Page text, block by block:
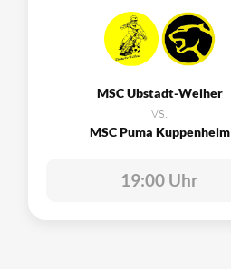
MSC Ubstadt-Weiher
vs.
MSC Puma Kuppenheim
19:00 Uhr